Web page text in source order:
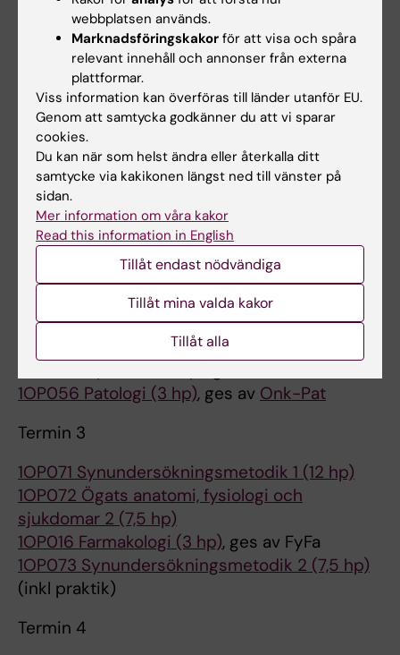
Programöversikt för studenter antagna
HT19 och senare
Termin 1
1OP083 Refraktionsmetodik 1 och
vetenskapsmetodik (10,5 hp)
1OP065 Optik 1 (10,5 hp), ges av KTH
1OP067 Allmän anatomi och fysiologi (9 hp)
ges av
Termin 2
1OP090 Refraktionsmetodik 2 (15 hp)(ersätter
fr o m VT26)
1OP068 Ögats anatomi, fysiologi och
1OP056 Patologi (3 hp), ges av Onk-Pat
Termin 3
1OP071 Synundersökningsmetodik 1 (12 hp)
1OP072 Ögats anatomi, fysiologi och
sjukdomar 2 (7,5 hp)
1OP016 Farmakologi (3 hp), ges av FyFa
1OP073 Synundersökningsmetodik 2 (7,5 hp)
(inkl praktik)
Termin 4
webbplatsen används.
Marknadsföringskakor för att visa och spåra
relevant innehåll och annonser från externa
plattformar.
Viss information kan överföras till länder utanför EU.
Genom att samtycka godkänner du att vi sparar
cookies.
Du kan när som helst ändra eller återkalla ditt
samtycke via kakikonen längst ned till vänster på
sidan.
Mer information om våra kakor
Read this information in English
Tillåt endast nödvändiga
Tillåt mina valda kakor
Tillåt alla